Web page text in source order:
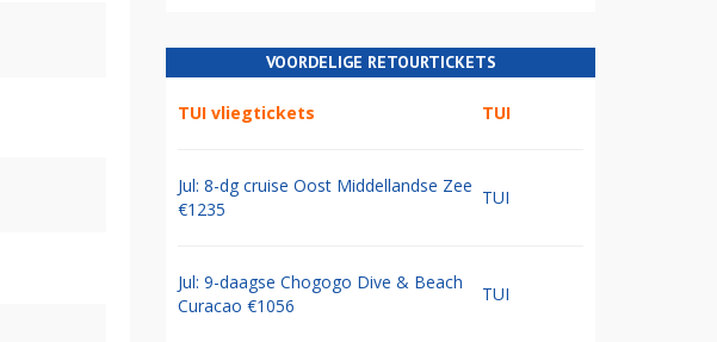
VOORDELIGE RETOURTICKETS
TUI vliegtickets TUI
Jul: 8-dg cruise Oost Middellandse Zee
€1235
TUI
Jul: 9-daagse Chogogo Dive & Beach
Curacao €1056
TUI